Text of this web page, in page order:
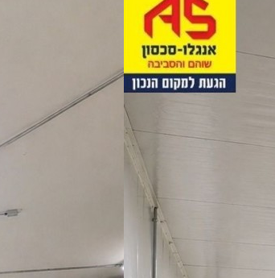
הריני נותן בזאת את הסכמתי המפורשת לקבל
מחב' אנגלו סכסון סוכנות לנכסים (ישראל 1992)
סכסון") בדוא"ל,
הצעות ודברי שיווק
וכן, שפרטיי האישיים